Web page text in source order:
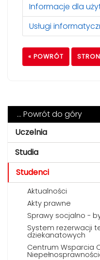
Informacje dla
Usługi
« POWRÓT
... Powrót do góry
Uczelnia
Studia
Studenci
Aktualności
Akty prawne
Sprawy socjalno -
System rezerwacji
dziekanatowych
Centrum Wsparcia